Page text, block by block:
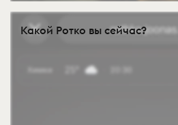
Какой Ротко вы сейчас?